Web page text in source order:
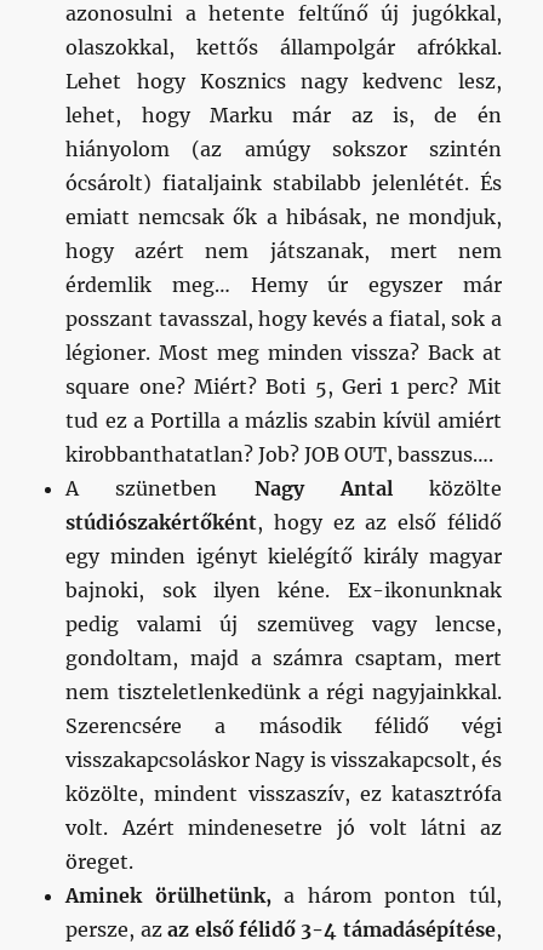
azonosulni a hetente feltűnő új jugókkal,
olaszokkal, kettős állampolgár afrókkal.
Lehet hogy Kosznics nagy kedvenc lesz,
lehet, hogy Marku már az is, de én
hiányolom (az amúgy sokszor szintén
ócsárolt) fiataljaink stabilabb jelenlétét. És
emiatt nemcsak ők a hibásak, ne mondjuk,
hogy azért nem játszanak, mert nem
érdemlik meg… Hemy úr egyszer már
posszant tavasszal, hogy kevés a fiatal, sok a
légioner. Most meg minden vissza? Back at
square one? Miért? Boti 5, Geri 1 perc? Mit
tud ez a Portilla a mázlis szabin kívül amiért
kirobbanthatatlan? Job? JOB OUT, basszus….
A szünetben Nagy Antalközölte
stúdiószakértőként, hogy ez az első félidő
egy minden igényt kielégítő király magyar
bajnoki, sok ilyen kéne. Ex-ikonunknak
pedig valami új szemüveg vagy lencse,
gondoltam, majd a számra csaptam, mert
nem tiszteletlenkedünk a régi nagyjainkkal.
Szerencsére a második félidő végi
visszakapcsoláskor Nagy is visszakapcsolt, és
közölte, mindent visszaszív, ez katasztrófa
volt. Azért mindenesetre jó volt látni az
öreget.
Aminek örülhetünk,a három ponton túl,
persze, azaz első félidő 3-4 támadásépítése,